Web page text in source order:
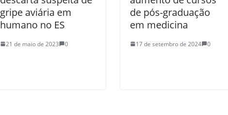
gripe aviária em
humano no ES
21 de maio de 2023 0
de pós-graduação
em medicina
17 de setembro de 2024 0